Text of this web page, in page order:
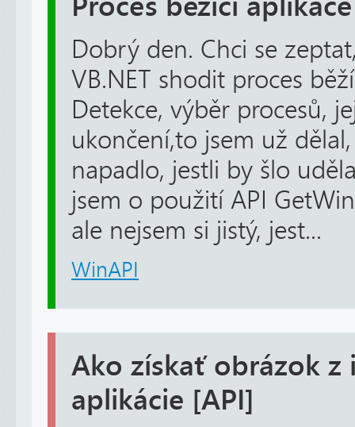
Dobrý den. Chci se
VB.NET shodit proces
Detekce, výběr procesů,
ukončení,to jsem už
napadlo, jestli by šlo
jsem o použití API
ale nejsem si jistý, jest...
WinAPI
Ako získať obrázok z
aplikácie [API]